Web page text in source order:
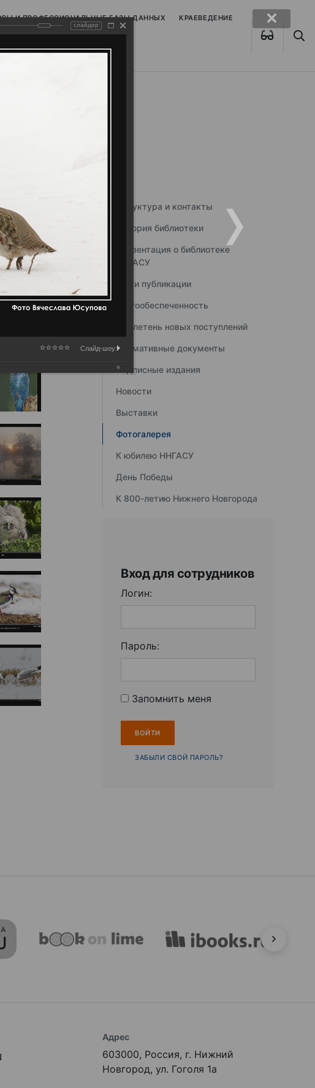
И ПРОФЕССИОНАЛЬНЫЕ БАЗЫ ДАННЫХ КРАЕВЕДЕНИЕ
Структура и контакты
История библиотеки
Презентация о библиотеке
ННГАСУ
Наши публикации
Книгообеспеченность
Бюллетень новых поступлений
Нормативные документы
Подписные издания
Новости
Выставки
Фотогалерея
К юбилею ННГАСУ
День Победы
К 800-летию Нижнего Новгорода
Вход для сотрудников
Логин:
Пароль:
Запомнить меня
ЗАБЫЛИ СВОЙ ПАРОЛЬ?
Адрес
603000, Россия, г. Нижний
Новгород, ул. Гоголя 1а
слайдер
Слайд-шоу: